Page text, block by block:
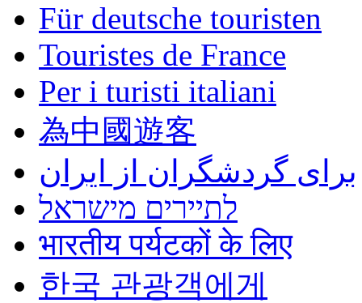
Für deutsche touristen
Touristes de France
Per i turisti italiani
為中國遊客
برای گردشگران از ایران
לתיירים מישראל
भारतीय पर्यटकों के लिए
한국 관광객에게